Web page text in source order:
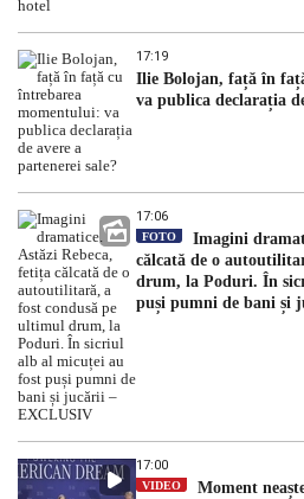
17:19
Ilie Bolojan, față în
va publica declarația
17:06
FOTO
Imagini
călcată de o
drum, la Poduri. În
puși pumni de bani și
17:00
VIDEO
Moment